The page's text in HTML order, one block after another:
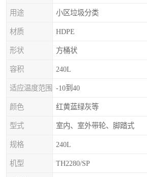
用途 小区垃圾分类
材质 HDPE
形状 方桶状
容积 240L
适应温度范围 -10到40
颜色 红黄蓝绿灰等
型式 室内、室外带轮、脚踏式
规格 240L
机型 TH2280/SP